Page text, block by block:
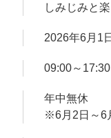
しみじみと
2026年6月1
09:00～17:30
年中無休
※6月2日～6